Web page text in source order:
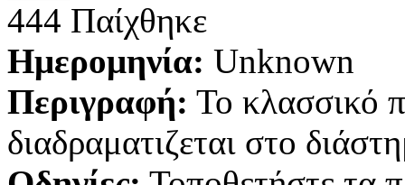
444 Παίχθηκε
Ημερομηνία: Unknown
Περιγραφή: Το κλασσικό
διαδραματιζεται στο